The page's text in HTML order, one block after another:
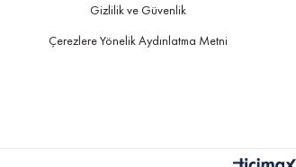
Gizlilik ve Güvenlik
Çerezlere Yönelik Aydınlatma Metni